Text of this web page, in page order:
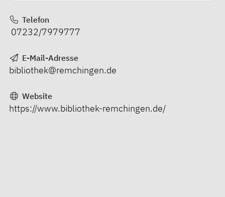
Telefon
07232/7979777
E-Mail-Adresse
bibliothek@remchingen.de
Website
https://www.bibliothek-remchingen.de/